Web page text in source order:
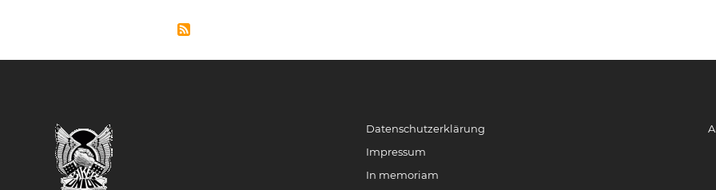
Datenschutzerklärung
Impressum
In memoriam